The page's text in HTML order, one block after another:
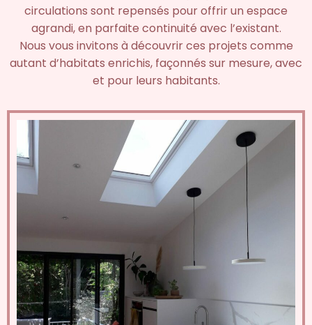
circulations sont repensés pour offrir un espace
agrandi, en parfaite continuité avec l’existant.
Nous vous invitons à découvrir ces projets comme
autant d’habitats enrichis, façonnés sur mesure, avec
et pour leurs habitants.